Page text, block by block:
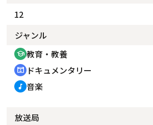
12
ジャンル
school 教育・教養
cinematic_blur ドキュメンタリー
music_note 音楽
放送局